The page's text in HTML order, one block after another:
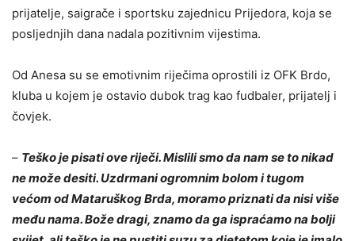
prijatelje, saigrače i sportsku zajednicu Prijedora, koja se
posljednjih dana nadala pozitivnim vijestima.
Od Anesa su se emotivnim riječima oprostili iz OFK Brdo,
kluba u kojem je ostavio dubok trag kao fudbaler, prijatelj i
čovjek.
– Teško je pisati ove riječi. Mislili smo da nam se to nikad
ne može desiti. Uzdrmani ogromnim bolom i tugom
većom od Mataruškog Brda, moramo priznati da nisi više
među nama. Bože dragi, znamo da ga ispraćamo na bolji